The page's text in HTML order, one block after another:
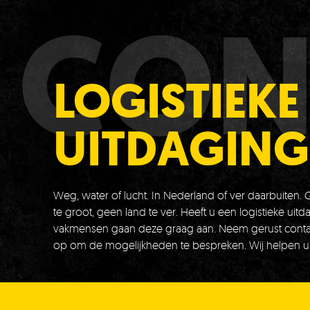
LOGISTIEKE
Weg, water of lucht. In Nederland of ver daarbuiten.
te groot, geen land te ver. Heeft u een logistieke
vakmensen gaan deze graag aan. Neem gerust
op om de mogelijkheden te bespreken. Wij helpen